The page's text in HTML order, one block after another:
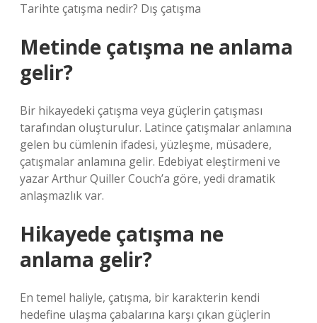
Tarihte çatışma nedir? Dış çatışma
Metinde çatışma ne anlama
gelir?
Bir hikayedeki çatışma veya güçlerin çatışması
tarafından oluşturulur. Latince çatışmalar anlamına
gelen bu cümlenin ifadesi, yüzleşme, müsadere,
çatışmalar anlamına gelir. Edebiyat eleştirmeni ve
yazar Arthur Quiller Couch’a göre, yedi dramatik
anlaşmazlık var.
Hikayede çatışma ne
anlama gelir?
En temel haliyle, çatışma, bir karakterin kendi
hedefine ulaşma çabalarına karşı çıkan güçlerin